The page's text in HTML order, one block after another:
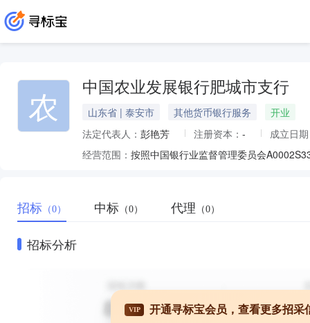
农 中国农业发展银行肥城市支行
山东省 | 泰安市 其他货币银行服务
开业
法定代表人： 彭艳芳 注册资本： -
成立日
经营范围：
招标 （0） 中标 （0） 代理 （0）
招标分析
VIP 开通寻标宝会员，查看更多招采